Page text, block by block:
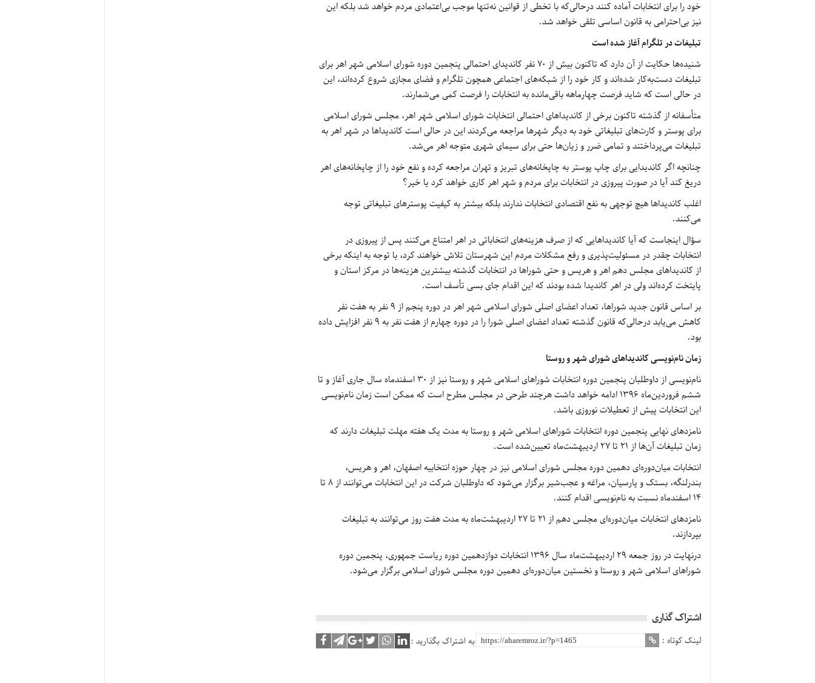
خود را برای انتخابات آماده کنند درحالی‌که با تخطی از قوانین نه‌تنها موجب بی‌اعتمادی مردم خواهد شد بلکه این
نیز بی‌احترامی به قانون اساسی تلقی خواهد شد.
تبلیغات در تلگرام آغاز شده است
شنیده‌ها حکایت از آن دارد که تاکنون بیش از ۷۰ نفر کاندیدای احتمالی پنجمین دوره شورای اسلامی شهر اهر برای
تبلیغات دست‌به‌کار شده‌اند و کار خود را از شبکه‌های اجتماعی همچون تلگرام و فضای مجازی شروع کرده‌اند، این
در حالی است که شاید فرصت چهارماهه باقی‌مانده به انتخابات را فرصت کمی می‌شمارند.
متأسفانه از گذشته تاکنون برخی از کاندیداهای احتمالی انتخابات شورای اسلامی شهر اهر، مجلس شورای اسلامی
برای پوستر و کارت‌های تبلیغاتی خود به دیگر شهرها مراجعه می‌کردند این در حالی است کاندیداها در شهر اهر به
تبلیغات می‌پرداختند و تمامی ضرر و زیان‌ها حتی برای سیمای شهری متوجه اهر می‌شد.
چنانچه اگر کاندیدایی برای چاپ‌ پوستر به چاپخانه‌های تبریز و تهران مراجعه کرده و نفع خود را از چاپخانه‌های اهر
دریغ کند آیا در صورت پیروزی در انتخابات برای مردم و شهر اهر کاری خواهد کرد یا خیر؟
اغلب کاندیداها هیچ توجهی به نفع اقتصادی انتخابات ندارند بلکه بیشتر به کیفیت پوسترهای تبلیغاتی توجه
می‌کنند.
سؤال اینجاست که آیا کاندیداهایی که از صرف هزینه‌های انتخاباتی در اهر امتناع می‌کنند پس از پیروزی در
انتخابات چقدر در مسئولیت‌پذیری و رفع مشکلات مردم این شهرستان تلاش خواهند کرد، با توجه به اینکه برخی
از کاندیداهای مجلس دهم اهر و هریس و حتی شوراها در انتخابات گذشته بیشترین هزینه‌ها در مرکز استان و
پایتخت کرده‌اند ولی در اهر کاندیدا شده بودند که این اقدام جای بسی تأسف است.
بر اساس قانون جدید شوراها، تعداد اعضای اصلی شورای اسلامی شهر اهر در دوره پنجم از ۹ نفر به هفت نفر
کاهش می‌یابد درحالی‌که قانون گذشته تعداد اعضای اصلی شورا را در دوره چهارم از هفت نفر به ۹ نفر افزایش داده
بود.
زمان نام‌نویسی کاندیداهای شورای شهر و روستا
نام‌نویسی از داوطلبان پنجمین دوره انتخابات شوراهای اسلامی شهر و روستا نیز از ۳۰ اسفندماه سال جاری آغاز و تا
ششم فروردین‌ماه ۱۳۹۶ ادامه خواهد داشت هرچند طرحی در مجلس مطرح است که ممکن است زمان نام‌نویسی
این انتخابات پیش از تعطیلات نوروزی باشد.
نامزدهای نهایی پنجمین دوره انتخابات شوراهای اسلامی شهر و روستا به مدت یک هفته مهلت تبلیغات دارند که
زمان تبلیغات آن‌ها از ۲۱ تا ۲۷ اردیبهشت‌ماه تعیین‌شده است
.
انتخابات میان‌دوره‌ای دهمین دوره مجلس شورای اسلامی نیز در چهار حوزه انتخابیه اصفهان، اهر و هریس،
بندرلنگه، بستک و پارسیان، مراغه و عجب‌شیر برگزار می‌شود که داوطلبان شرکت در این انتخابات می‌توانند از ۸ تا
۱۴ اسفندماه نسبت به نام‌نویسی اقدام کنند
.
نامزدهای انتخابات میان‌دوره‌ای مجلس دهم از ۲۱ تا ۲۷ اردیبهشت‌ماه به مدت هفت روز می‌توانند به تبلیغات
بپردازند.
درنهایت در روز جمعه ۲۹ اردیبهشت‌ماه سال ۱۳۹۶ انتخابات دوازدهمین دوره ریاست جمهوری، پنجمین دوره
شوراهای اسلامی شهر و روستا و نخستین میان‌دوره‌ای دهمین دوره مجلس شورای اسلامی برگزار می‌شود.
اشتراک گذاری
لینک کوتاه : به اشتراک بگذارید :